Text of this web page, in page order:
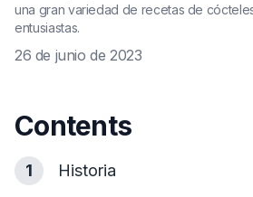
una gran variedad de recetas de
entusiastas.
26 de junio de 2023
Contents
1 Historia